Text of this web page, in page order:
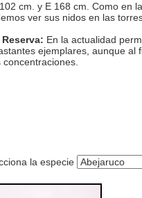
cm. y E 168 cm. Como en
ver sus nidos en las
En la actualidad
ejemplares, aunque al
la especie